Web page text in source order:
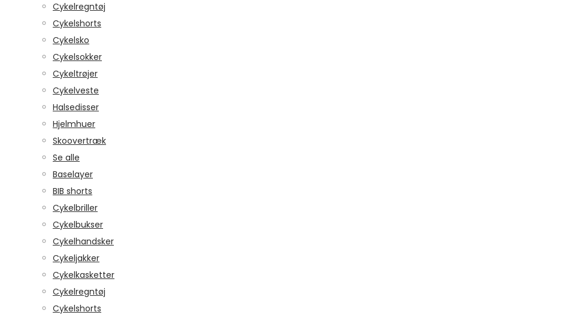
Cykelregntøj
Cykelshorts
Cykelsko
Cykelsokker
Cykeltrøjer
Cykelveste
Halsedisser
Hjelmhuer
Skoovertræk
Se alle
Baselayer
BIB shorts
Cykelbriller
Cykelbukser
Cykelhandsker
Cykeljakker
Cykelkasketter
Cykelregntøj
Cykelshorts